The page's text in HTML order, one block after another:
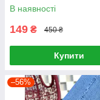
В наявності
149 ₴ 450 ₴
Купити
–56%